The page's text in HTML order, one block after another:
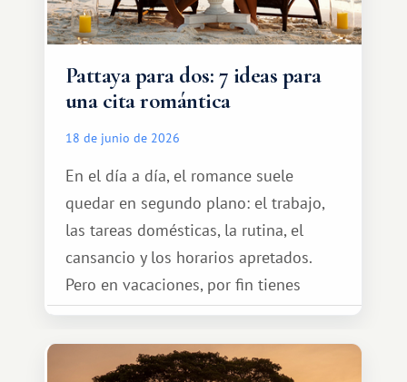
Pattaya para dos: 7 ideas para
una cita romántica
18 de junio de 2026
En el día a día, el romance suele
quedar en segundo plano: el trabajo,
las tareas domésticas, la rutina, el
cansancio y los horarios apretados.
Pero en vacaciones, por fin tienes
espacio para dos y ganas de hacer algo
especial por tu pareja. No tiene por
qué ser algo grandioso, pero sí algo